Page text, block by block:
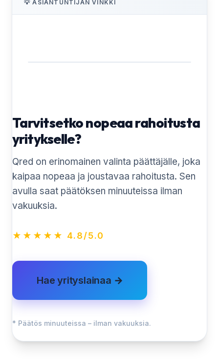
💡 ASIANTUNTIJAN VINKKI
Tarvitsetko nopeaa rahoitusta
yritykselle?
Qred on erinomainen valinta päättäjälle, joka
kaipaa nopeaa ja joustavaa rahoitusta. Sen
avulla saat päätöksen minuuteissa ilman
vakuuksia.
★★★★★ 4.8/5.0
Hae yrityslainaa →
* Päätös minuuteissa – ilman vakuuksia.